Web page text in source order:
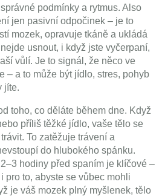
podmínky a rytmus. Also
jen pasivní odpočinek – je to
mozek, opravuje tkáně a ukládá
usnout, i když jste vyčerpaní,
vůlí. Je to signál, že něco ve
– a to může být jídlo, stres, pohyb
jíte.
toho, co děláte během dne. Když
příliš těžké jídlo, vaše tělo se
To zatěžuje trávení a
do hlubokého spánku.
hodiny před spaním je klíčové –
pro to, abyste se vůbec mohli
je váš mozek plný myšlenek, tělo